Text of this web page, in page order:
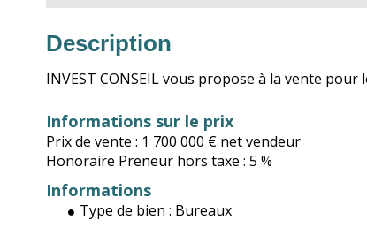
Description
INVEST CONSEIL vous propose à la vente
Informations sur le prix
Prix de vente : 1 700 000 € net vendeur
Honoraire Preneur hors taxe : 5 %
Informations
Type de bien : Bureaux